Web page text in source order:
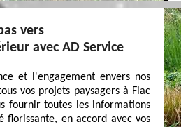
vers
avec AD Service
et l'engagement envers nos
vos projets paysagers à Fiac
fournir toutes les informations
en accord avec vos